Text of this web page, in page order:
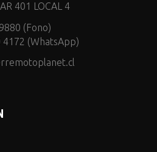
401 LOCAL 4
(Fono)
4172 (WhatsApp)